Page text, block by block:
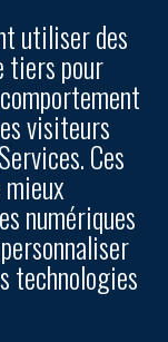
utiliser des
tiers pour
visiteurs
Ces
numériques
technologies